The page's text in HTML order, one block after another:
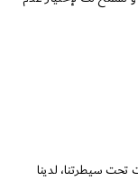
تحت سيطرتنا، لدينا